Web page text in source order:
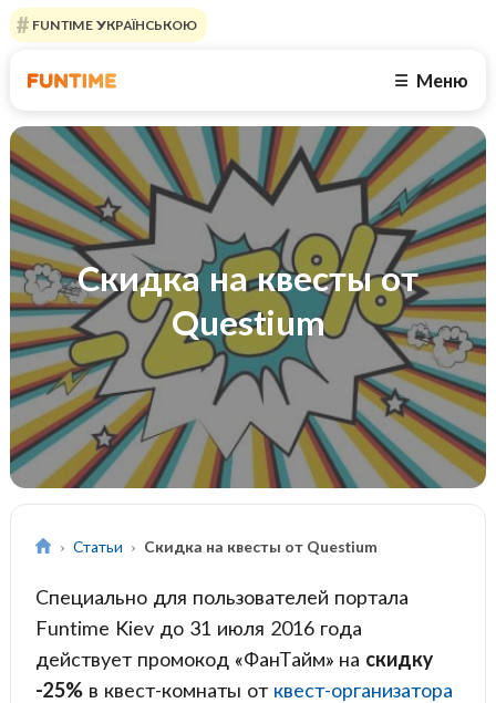
FUNTIME УКРАЇНСЬКОЮ
☰ Меню
Скидка на квесты от
Questium
Статьи Скидка на квесты от Questium
Специально для пользователей портала
Funtime Kiev до 31 июля 2016 года
действует промокод «ФанТайм» на скидку
-25%в квест-комнаты от квест-организатора